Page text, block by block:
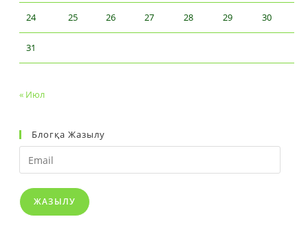
24 25 26 27 28 29 30
31
« Июл
Блогқа Жазылу
Email
ЖАЗЫЛУ